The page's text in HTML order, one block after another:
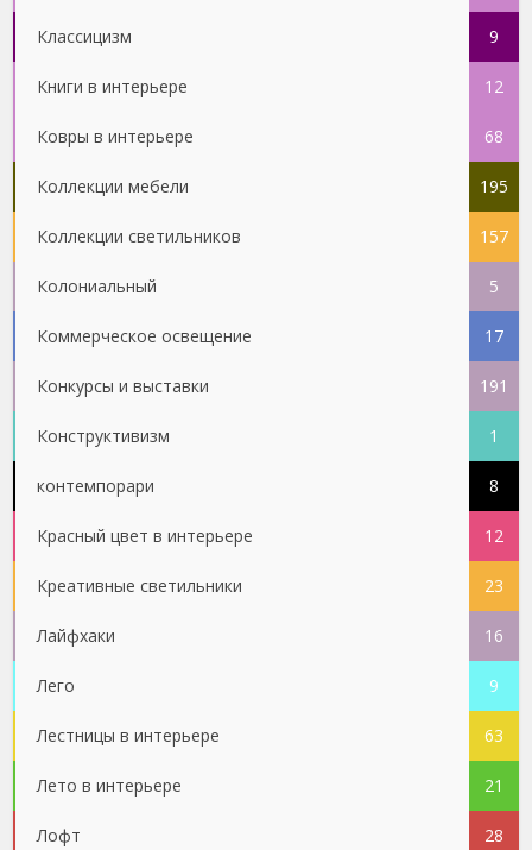
Классицизм 9
Книги в интерьере 12
Ковры в интерьере 68
Коллекции мебели 195
Коллекции светильников 157
Колониальный 5
Коммерческое освещение 17
Конкурсы и выставки 191
Конструктивизм 1
контемпорари 8
Красный цвет в интерьере 12
Креативные светильники 23
Лайфхаки 16
Лего 9
Лестницы в интерьере 63
Лето в интерьере 21
Лофт 28